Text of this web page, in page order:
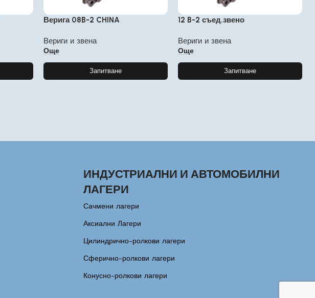
Верига 08B-2 CHINA
Вериги и звена
Още
Запитване
12 B-2 съед.звено
Вериги и звена
Още
Запитване
ИНДУСТРИАЛНИ И АВТОМОБИЛНИ
ЛАГЕРИ
Сачмени лагери
Аксиални Лагери
Цилиндрично-ролкови лагери
Сферично-ролкови лагери
Конусно-ролкови лагери